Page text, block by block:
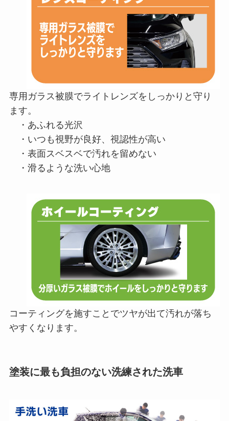
専用ガラス被膜でライトレンズをしっかりと守り
ます。
・あふれる光沢
・いつも視野が良好、視認性が高い
・表面スベスベで汚れを留めない
・滑るような洗い心地
コーティングを施すことでツヤが出て汚れが落ち
やすくなります。
塗装に最も負担のない洗練された洗車